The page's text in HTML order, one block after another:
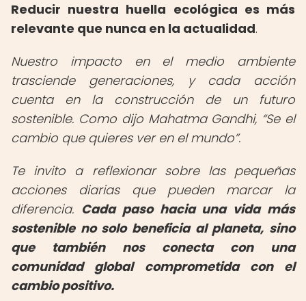
Reducir nuestra huella ecológica es más
relevante que nunca en la actualidad.
Nuestro impacto en el medio ambiente
trasciende generaciones, y cada acción
cuenta en la construcción de un futuro
sostenible. Como dijo Mahatma Gandhi, Se el
cambio que quieres ver en el mundo .
Te invito a reflexionar sobre las pequeñas
acciones diarias que pueden marcar la
diferencia. Cada paso hacia una vida más
sostenible no solo beneficia al planeta, sino
que también nos conecta con una
comunidad global comprometida con el
cambio positivo.